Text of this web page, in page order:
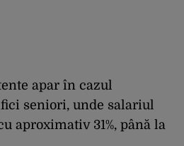
apar în cazul
seniori, unde salariul
aproximativ 31%, până la